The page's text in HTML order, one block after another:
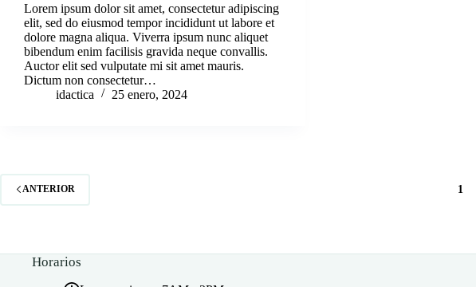
Lorem ipsum dolor sit amet, consectetur adipiscing
elit, sed do eiusmod tempor incididunt ut labore et
dolore magna aliqua. Viverra ipsum nunc aliquet
bibendum enim facilisis gravida neque convallis.
Auctor elit sed vulputate mi sit amet mauris.
Dictum non consectetur…
idactica
25 enero, 2024
ANTERIOR 1
Horarios